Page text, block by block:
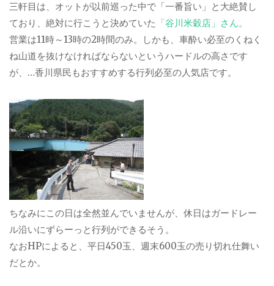
三軒目は、オットが以前巡った中で「一番旨い」と大絶賛し
ており、絶対に行こうと決めていた 「谷川米穀店」さん。
営業は11時～13時の2時間のみ。しかも、車酔い必至のくねく
ね山道を抜けなければならないというハードルの高さです
が、…香川県民もおすすめする行列必至の人気店です。
ちなみにこの日は全然並んでいませんが、休日はガードレー
ル沿いにずらーっと行列ができるそう。
なおHPによると、平日450玉、週末600玉の売り切れ仕舞い
だとか。